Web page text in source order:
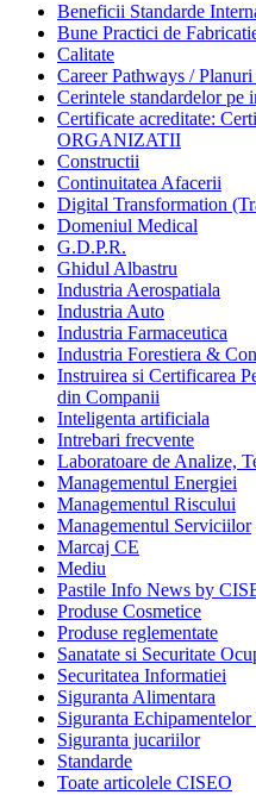
Beneficii Standarde
Bune Practici de
Calitate
Career Pathways / Planuri
Cerintele standardelor pe
Certificate acreditate:
ORGANIZATII
Constructii
Continuitatea Afacerii
Digital Transformation
Domeniul Medical
G.D.P.R.
Ghidul Albastru
Industria Aerospatiala
Industria Auto
Industria Farmaceutica
Industria Forestiera &
Instruirea si Certificarea
din Companii
Inteligenta artificiala
Intrebari frecvente
Laboratoare de Analize,
Managementul Energiei
Managementul Riscului
Managementul Serviciilor
Marcaj CE
Mediu
Pastile Info News by
Produse Cosmetice
Produse reglementate
Sanatate si Securitate
Securitatea Informatiei
Siguranta Alimentara
Siguranta Echipamentelor
Siguranta jucariilor
Standarde
Toate articolele CISEO